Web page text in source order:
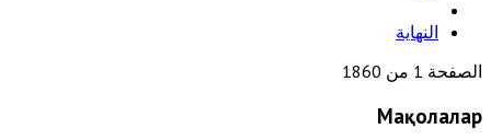
النهاية
الصفحة 1 من 1860
Мақолалар